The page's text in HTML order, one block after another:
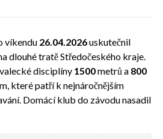
víkendu 26.04.2026uskutečnil
dlouhé tratě Středočeského kraje.
disciplíny 1500metrů a 800
které patří k nejnáročnějším
Domácí klub do závodu nasadil